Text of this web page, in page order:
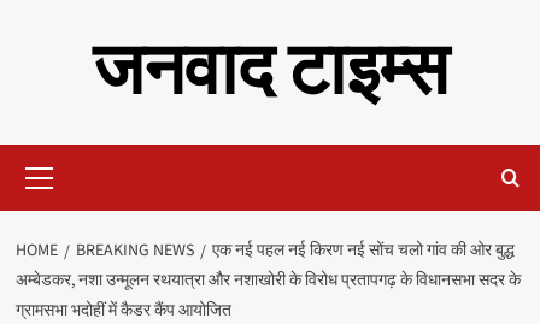
जनवाद टाइम्स
Menu
HOME BREAKING NEWS
एक नई पहल नई किरण नई सोंच चलो गांव की ओर बुद्ध
अम्बेडकर, नशा उन्मूलन रथयात्रा और नशाखोरी के विरोध प्रतापगढ़ के विधानसभा सदर के
ग्रामसभा भदोहीं में कैडर कैंप आयोजित